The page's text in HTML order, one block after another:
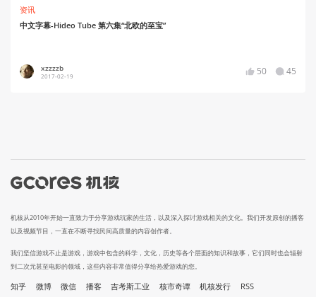
资讯
中文字幕-Hideo Tube 第六集“北欧的至宝”
xzzzzb
2017-02-19 50 45
机核从2010年开始一直致力于分享游戏玩家的生活，以及深入探讨游戏相关的文化。我们开发原创的播客
以及视频节目，一直在不断寻找民间高质量的内容创作者。
我们坚信游戏不止是游戏，游戏中包含的科学，文化，历史等各个层面的知识和故事，它们同时也会辐射
到二次元甚至电影的领域，这些内容非常值得分享给热爱游戏的您。
知乎 微博 微信 播客 吉考斯工业 核市奇谭 机核发行 RSS